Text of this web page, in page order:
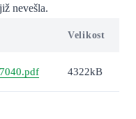
nevešla.
Velikost
4322kB